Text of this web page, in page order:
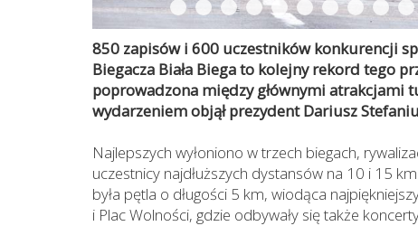
850 zapisów i 600 uczestników konkurencji
Biegacza Biała Biega to kolejny rekord tego
poprowadzona między głównymi atrakcjami
wydarzeniem objął prezydent Dariusz
Najlepszych wyłoniono w trzech biegach,
uczestnicy najdłuższych dystansów na 10 i 15
była pętla o długości 5 km, wiodąca
i Plac Wolności, gdzie odbywały się także